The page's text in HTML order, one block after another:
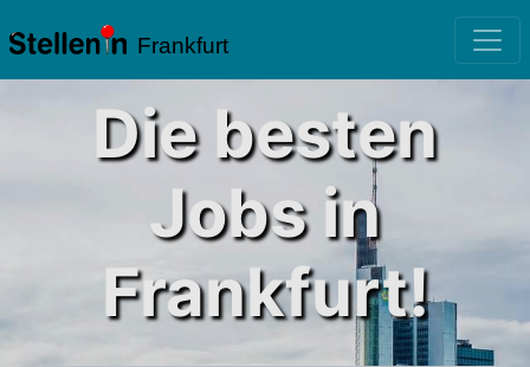
Frankfurt
Die besten
Jobs in
Frankfurt!